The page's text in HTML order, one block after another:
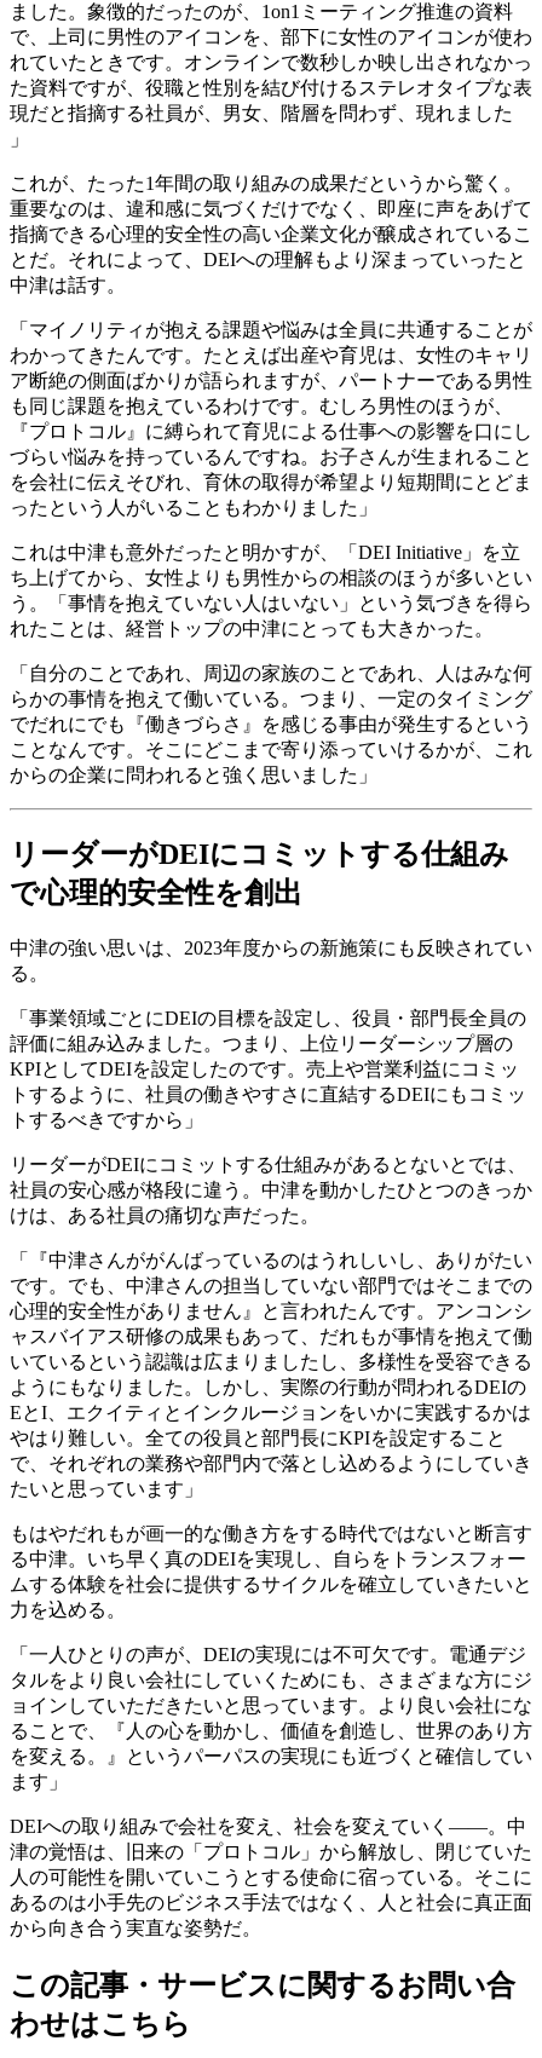
ました。象徴的だったのが、1on1ミーティング推進の資料
で、上司に男性のアイコンを、部下に女性のアイコンが使わ
れていたときです。オンラインで数秒しか映し出されなかっ
た資料ですが、役職と性別を結び付けるステレオタイプな表
現だと指摘する社員が、男女、階層を問わず、現れました
」
これが、たった1年間の取り組みの成果だというから驚く。
重要なのは、違和感に気づくだけでなく、即座に声をあげて
指摘できる心理的安全性の高い企業文化が醸成されているこ
とだ。それによって、DEIへの理解もより深まっていったと
中津は話す。
「マイノリティが抱える課題や悩みは全員に共通することが
わかってきたんです。たとえば出産や育児は、女性のキャリ
ア断絶の側面ばかりが語られますが、パートナーである男性
も同じ課題を抱えているわけです。むしろ男性のほうが、
『プロトコル』に縛られて育児による仕事への影響を口にし
づらい悩みを持っているんですね。お子さんが生まれること
を会社に伝えそびれ、育休の取得が希望より短期間にとどま
ったという人がいることもわかりました」
これは中津も意外だったと明かすが、「DEI Initiative」を立
ち上げてから、女性よりも男性からの相談のほうが多いとい
う。「事情を抱えていない人はいない」という気づきを得ら
れたことは、経営トップの中津にとっても大きかった。
「自分のことであれ、周辺の家族のことであれ、人はみな何
らかの事情を抱えて働いている。つまり、一定のタイミング
でだれにでも『働きづらさ』を感じる事由が発生するという
ことなんです。そこにどこまで寄り添っていけるかが、これ
からの企業に問われると強く思いました」
リーダーがDEIにコミットする仕組み
で心理的安全性を創出
中津の強い思いは、2023年度からの新施策にも反映されてい
る。
「事業領域ごとにDEIの目標を設定し、役員・部門長全員の
評価に組み込みました。つまり、上位リーダーシップ層の
KPIとしてDEIを設定したのです。売上や営業利益にコミッ
トするように、社員の働きやすさに直結するDEIにもコミッ
トするべきですから」
リーダーがDEIにコミットする仕組みがあるとないとでは、
社員の安心感が格段に違う。中津を動かしたひとつのきっか
けは、ある社員の痛切な声だった。
「『中津さんががんばっているのはうれしいし、ありがたい
です。でも、中津さんの担当していない部門ではそこまでの
心理的安全性がありません』と言われたんです。アンコンシ
ャスバイアス研修の成果もあって、だれもが事情を抱えて働
いているという認識は広まりましたし、多様性を受容できる
ようにもなりました。しかし、実際の行動が問われるDEIの
EとI、エクイティとインクルージョンをいかに実践するかは
やはり難しい。全ての役員と部門長にKPIを設定すること
で、それぞれの業務や部門内で落とし込めるようにしていき
たいと思っています」
もはやだれもが画一的な働き方をする時代ではないと断言す
る中津。いち早く真のDEIを実現し、自らをトランスフォー
ムする体験を社会に提供するサイクルを確立していきたいと
力を込める。
「一人ひとりの声が、DEIの実現には不可欠です。電通デジ
タルをより良い会社にしていくためにも、さまざまな方にジ
ョインしていただきたいと思っています。より良い会社にな
ることで、『人の心を動かし、価値を創造し、世界のあり方
を変える。』というパーパスの実現にも近づくと確信してい
ます」
DEIへの取り組みで会社を変え、社会を変えていく――。中
津の覚悟は、旧来の「プロトコル」から解放し、閉じていた
人の可能性を開いていこうとする使命に宿っている。そこに
あるのは小手先のビジネス手法ではなく、人と社会に真正面
から向き合う実直な姿勢だ。
この記事・サービスに関するお問い合
わせはこちら